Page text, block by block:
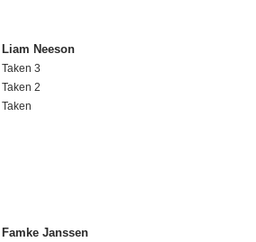
Liam Neeson
Taken 3
Taken 2
Taken
Famke Janssen